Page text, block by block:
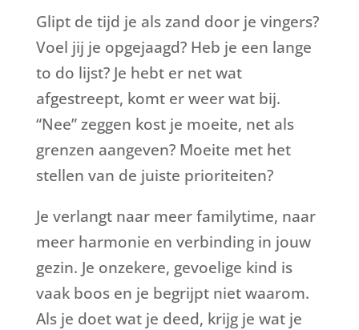
Glipt de tijd je als zand door je vingers?
Voel jij je opgejaagd? Heb je een lange
to do lijst? Je hebt er net wat
afgestreept, komt er weer wat bij.
“Nee” zeggen kost je moeite, net als
grenzen aangeven? Moeite met het
stellen van de juiste prioriteiten?
Je verlangt naar meer familytime, naar
meer harmonie en verbinding in jouw
gezin. Je onzekere, gevoelige kind is
vaak boos en je begrijpt niet waarom.
Als je doet wat je deed, krijg je wat je